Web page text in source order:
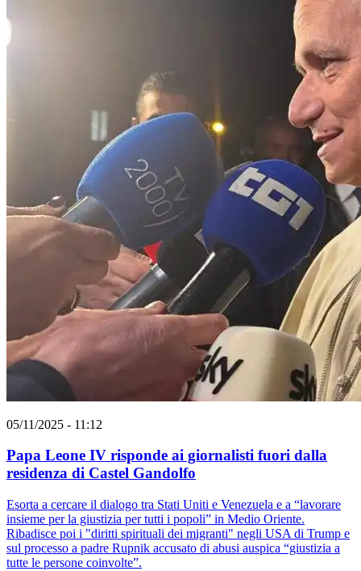
05/11/2025 - 11:12
Papa Leone IV risponde ai giornalisti fuori dalla
residenza di Castel Gandolfo
Esorta a cercare il dialogo tra Stati Uniti e Venezuela e a “lavorare
insieme per la giustizia per tutti i popoli” in Medio Oriente.
Ribadisce poi i "diritti spirituali dei migranti" negli USA di Trump e
sul processo a padre Rupnik accusato di abusi auspica “giustizia a
tutte le persone coinvolte”.